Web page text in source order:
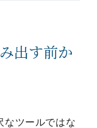
出す前か
なツールではな